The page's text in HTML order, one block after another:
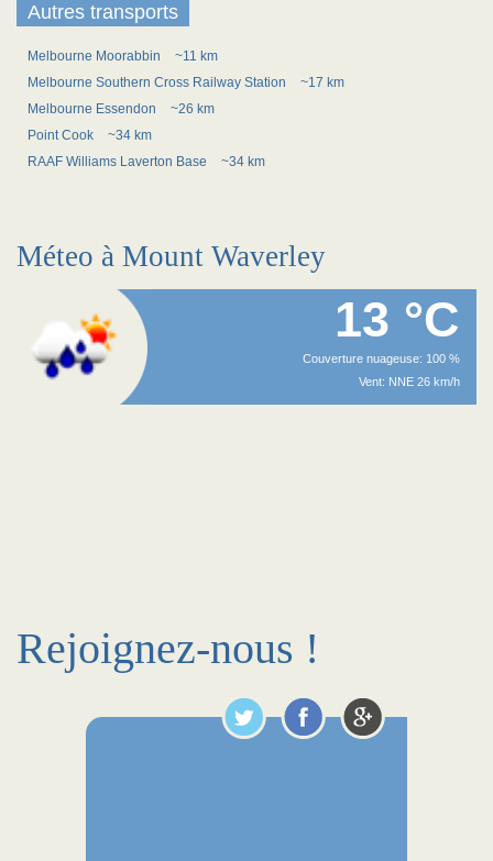
Autres transports
Melbourne Moorabbin
~11 km
Melbourne Southern Cross Railway Station
~17 km
Melbourne Essendon
~26 km
Point Cook
~34 km
RAAF Williams Laverton Base
~34 km
Méteo à Mount Waverley
13 °C
Couverture nuageuse: 100 %
Vent: NNE 26 km/h
Rejoignez-nous !